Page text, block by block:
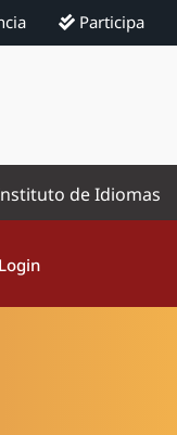
Participa
de Idiomas
Login